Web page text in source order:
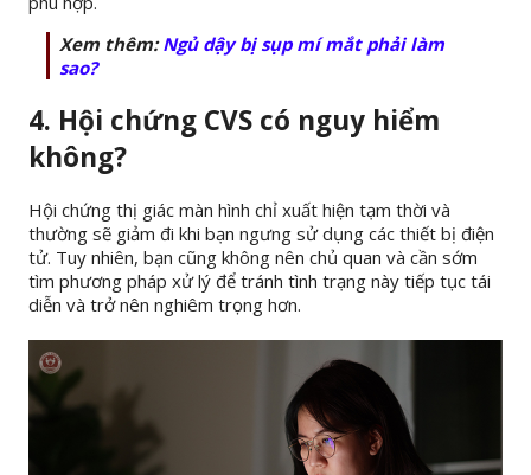
Xem thêm:Ngủ dậy bị sụp mí mắt phải làm
sao?
4. Hội chứng CVS có nguy hiểm
không?
Hội chứng thị giác màn hình chỉ xuất hiện tạm thời và
thường sẽ giảm đi khi bạn ngưng sử dụng các thiết bị điện
tử. Tuy nhiên, bạn cũng không nên chủ quan và cần sớm
tìm phương pháp xử lý để tránh tình trạng này tiếp tục tái
diễn và trở nên nghiêm trọng hơn.